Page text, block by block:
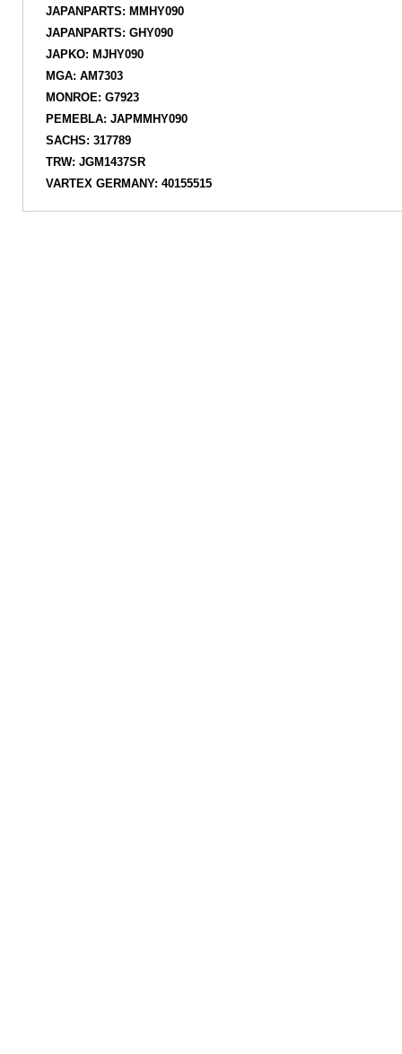
JAPANPARTS: MMHY090
JAPANPARTS: GHY090
JAPKO: MJHY090
MGA: AM7303
MONROE: G7923
PEMEBLA: JAPMMHY090
SACHS: 317789
TRW: JGM1437SR
VARTEX GERMANY: 40155515